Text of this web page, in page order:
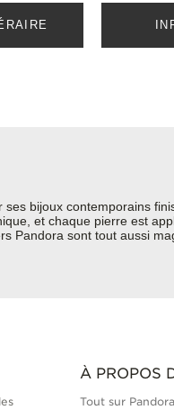
bijoux contemporains
et chaque pierre est
Pandora sont tout aussi
À PROPOS
Tout sur Pandora